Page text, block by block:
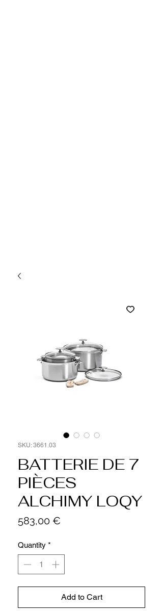
SKU: 3661.03
BATTERIE DE 7
PIÈCES
ALCHIMY LOQY
583,00 €
Quantity *
Add to Cart